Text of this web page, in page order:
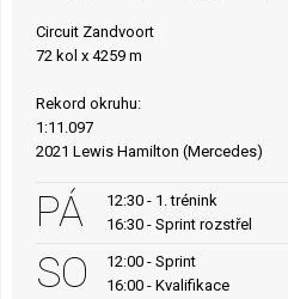
Circuit Zandvoort
72 kol x 4259 m
Rekord okruhu:
1:11.097
2021 Lewis Hamilton (Mercedes)
PÁ
12:30 - 1. trénink
16:30 - Sprint rozstřel
SO
12:00 - Sprint
16:00 - Kvalifikace